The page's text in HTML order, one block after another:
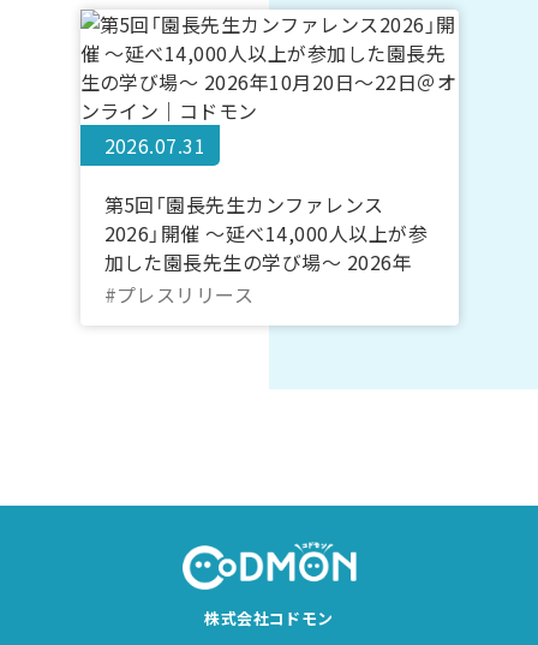
2026.07.31
第5回「園長先生カンファレンス
2026」開催 ～延べ14,000人以上が参
加した園長先生の学び場～ 2026年
10月20日～22日＠オンライン｜コド
#プレスリリース
株式会社コドモン